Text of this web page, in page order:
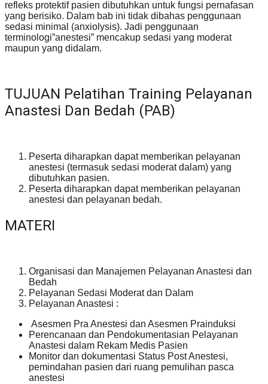
refleks protektif pasien dibutuhkan untuk fungsi pernafasan
yang berisiko. Dalam bab ini tidak dibahas penggunaan
sedasi minimal (anxiolysis). Jadi penggunaan
terminologi”anestesi” mencakup sedasi yang moderat
maupun yang didalam.
TUJUAN Pelatihan Training Pelayanan
Anastesi Dan Bedah (PAB)
Peserta diharapkan dapat memberikan pelayanan
anestesi (termasuk sedasi moderat dalam) yang
dibutuhkan pasien.
Peserta diharapkan dapat memberikan pelayanan
anestesi dan pelayanan bedah.
MATERI
Organisasi dan Manajemen Pelayanan Anastesi dan
Bedah
Pelayanan Sedasi Moderat dan Dalam
Pelayanan Anastesi :
Asesmen Pra Anestesi dan Asesmen Prainduksi
Perencanaan dan Pendokumentasian Pelayanan
Anastesi dalam Rekam Medis Pasien
Monitor dan dokumentasi Status Post Anestesi,
pemindahan pasien dari ruang pemulihan pasca
anestesi